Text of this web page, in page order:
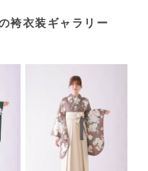
着！顔映り
がらプロの
袴衣装ギャラリー